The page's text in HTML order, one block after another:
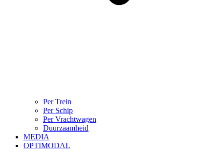
Per Trein
Per Schip
Per Vrachtwagen
Duurzaamheid
MEDIA
OPTIMODAL